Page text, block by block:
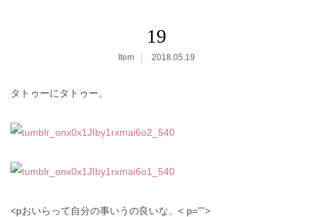
19
Item 2018.05.19
タトゥーにタトゥー。
<pおいらって自分の事いうの良いな。< p=””>